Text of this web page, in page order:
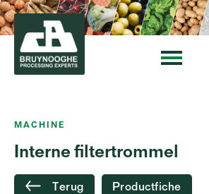
MACHINE
Interne filtertrommel
Terug Productfiche